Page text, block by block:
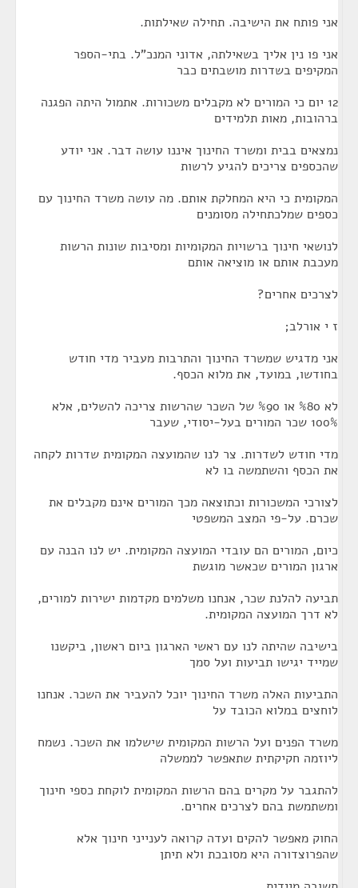
אני פותח את הישיבה. תחילה שאילתות.
אני פו נין אליך בשאילתה, אדוני המנכ"ל. בתי-הספר
המקיפים בשדרות מושבתים כבר
12 יום כי המורים לא מקבלים משכורות. אתמול היתה הפגנה
ברהובות, מאות תלמידים
נמצאים בבית ומשרד החינוך איננו עושה דבר. אני יודע
שהכספים צריכים להגיע לרשות
המקומית כי היא המחלקת אותם. מה עושה משרד החינוך עם
כספים שמלכתחילה מסומנים
לנושאי חינוך ברשויות המקומיות ומסיבות שונות הרשות
מעכבת אותם או מוציאה אותם
לצרכים אחרים?
ז י אורלב;
אני מדגיש שמשרד החינוך והתרבות מעביר מדי חודש
בחודשו, במועד, את מלוא הכסף.
לא %80 או %90 של השכר שהרשות צריכה להשלים, אלא
100% שכר המורים בעל-יסודי, שעבר
מדי חודש לשדרות. צר לנו שהמועצה המקומית שדרות לקחה
את הכסף והשתמשה בו לא
לצורכי המשכורות וכתוצאה מכך המורים אינם מקבלים את
שכרם. על-פי המצב המשפטי
כיום, המורים הם עובדי המועצה המקומית. יש לנו הבנה עם
ארגון המורים שכאשר מוגשת
תביעה להלנת שכר, אנחנו משלמים מקדמות ישירות למורים,
לא דרך המועצה המקומית.
בישיבה שהיתה לנו עם ראשי הארגון ביום ראשון, ביקשנו
שמייד יגישו תביעות ועל סמך
התביעות האלה משרד החינוך יוכל להעביר את השכר. אנחנו
לוחצים במלוא הכובד על
משרד הפנים ועל הרשות המקומית שישלמו את השכר. נשמח
ליוזמה חקיקתית שתאפשר לממשלה
להתגבר על מקרים בהם הרשות המקומית לוקחת כספי חינוך
ומשתמשת בהם לצרכים אחרים.
החוק מאפשר להקים ועדה קרואה לענייני חינוך אלא
שהפרוצדורה היא מסובכת ולא תיתן